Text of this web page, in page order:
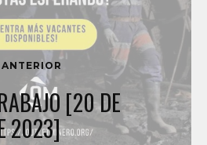
[20 DE
2023]